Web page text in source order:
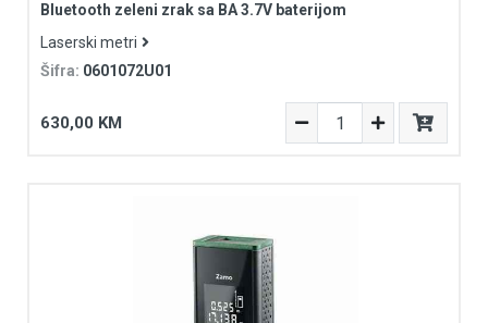
Bluetooth zeleni zrak sa BA 3.7V baterijom
Laserski metri
Šifra: 0601072U01
630,00 KM